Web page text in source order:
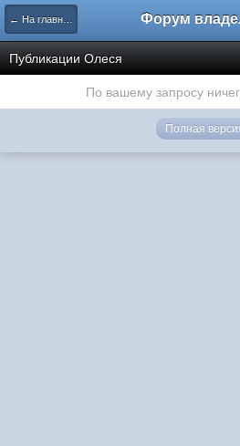
← На главную
Публикации Олеся
По вашему запросу
Полная